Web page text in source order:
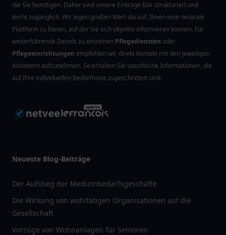
die Sie benötigen. Daher sind unsere Einträge klar strukturiert und
leicht zugänglich. Wir legen großen Wert darauf, Ihnen eine neutrale
Plattform zu bieten, auf der Sie sich objektiv informieren können. Für
weiterführende Details zu einzelnen Pflegediensten oder
Pflegeeinrichtungen empfehlen wir, direkt Kontakt mit den jeweiligen
Anbietern aufzunehmen. So erhalten Sie spezifische Informationen, die
auf Ihre individuellen Bedürfnisse zugeschnitten sind.
Neueste Blog-Beiträge
Der Aufstieg der Medizinbedarfsgeschäfte
Die Wirkung von wohltätigen Organisationen auf die
Gesellschaft
Vorzüge von Wohnanlagen für Senioren